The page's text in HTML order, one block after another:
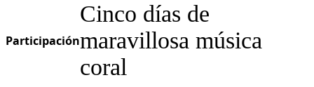
Participación
Cinco días de
maravillosa música
coral